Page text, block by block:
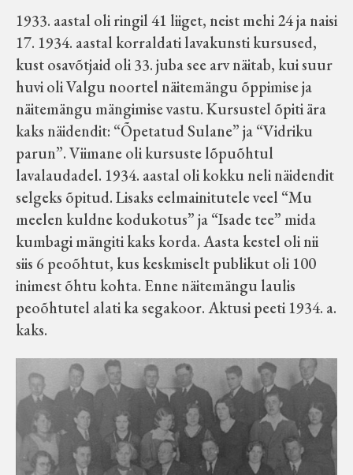
1933. aastal oli ringil 41 liiget, neist mehi 24 ja naisi
17. 1934. aastal korraldati lavakunsti kursused,
kust osavõtjaid oli 33. juba see arv näitab, kui suur
huvi oli Valgu noortel näitemängu õppimise ja
näitemängu mängimise vastu. Kursustel õpiti ära
kaks näidendit: “Õpetatud Sulane” ja “Vidriku
parun”. Viimane oli kursuste lõpuõhtul
lavalaudadel. 1934. aastal oli kokku neli näidendit
selgeks õpitud. Lisaks eelmainitutele veel “Mu
meelen kuldne kodukotus” ja “Isade tee” mida
kumbagi mängiti kaks korda. Aasta kestel oli nii
siis 6 peoõhtut, kus keskmiselt publikut oli 100
inimest õhtu kohta. Enne näitemängu laulis
peoõhtutel alati ka segakoor. Aktusi peeti 1934. a.
kaks.